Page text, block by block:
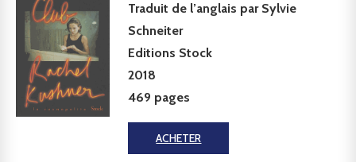
Traduit de l’anglais par Sylvie
Schneiter
Editions Stock
2018
469 pages
ACHETER